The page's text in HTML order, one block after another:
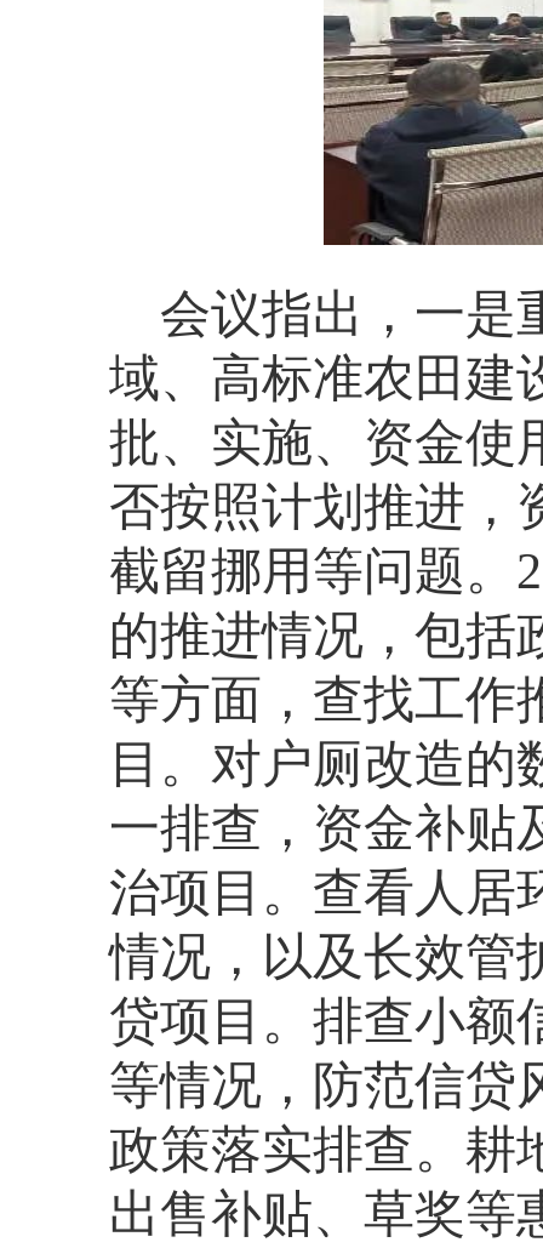
会议指出， 一是
域、高标准农田建
批、实施、资金使
否按照计划推进，
截留挪用等问题。
的推进情况，包括
等方面，查找工作
目。对户厕改造
一排查，资金补贴
治项目。查看人居
情况，以及长效管
贷项目。排查小额
等情况，防范信贷
政策落实排查。耕
出售补贴、草奖等